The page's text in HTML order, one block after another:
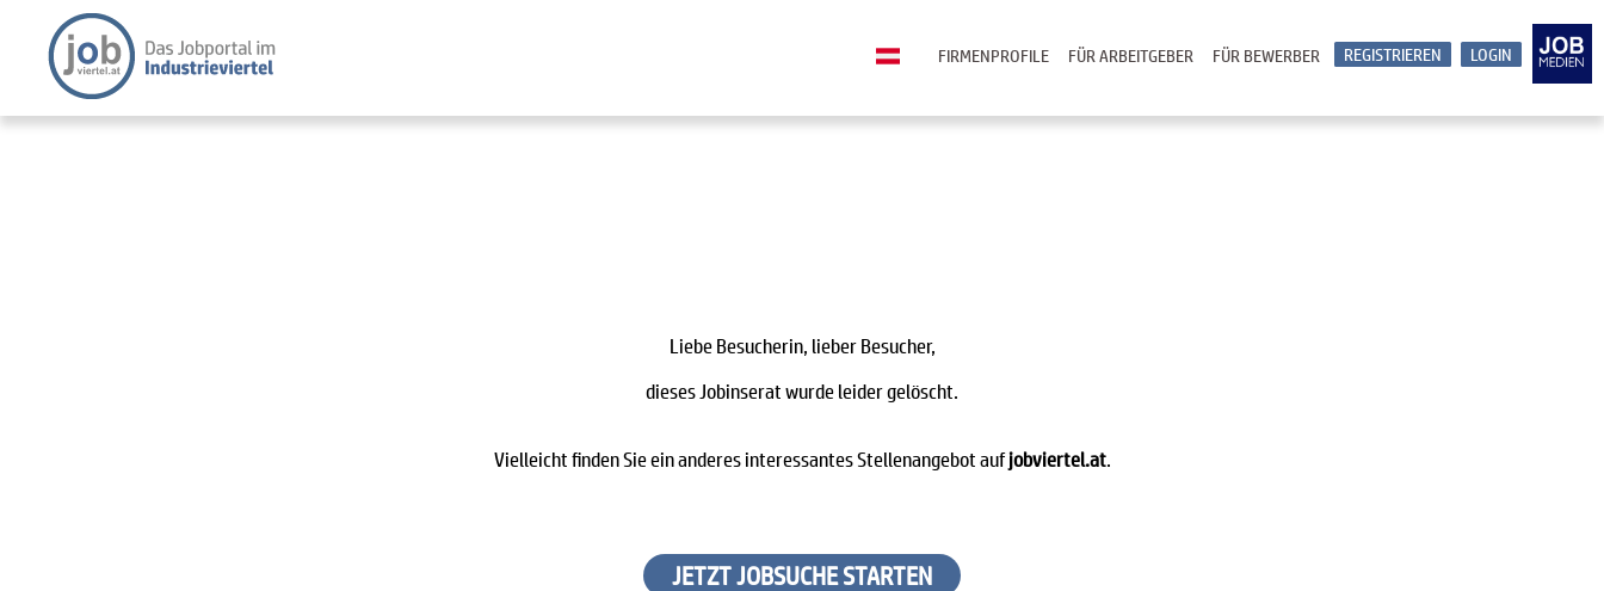
LOGIN
REGISTRIEREN
FÜR BEWERBER
FÜR ARBEITGEBER
FIRMENPROFILE
Liebe Besucherin, lieber Besucher,
dieses Jobinserat wurde leider gelöscht.
Vielleicht finden Sie ein anderes interessantes Stellenangebot aufjobviertel.at.
JETZT JOBSUCHE STARTEN